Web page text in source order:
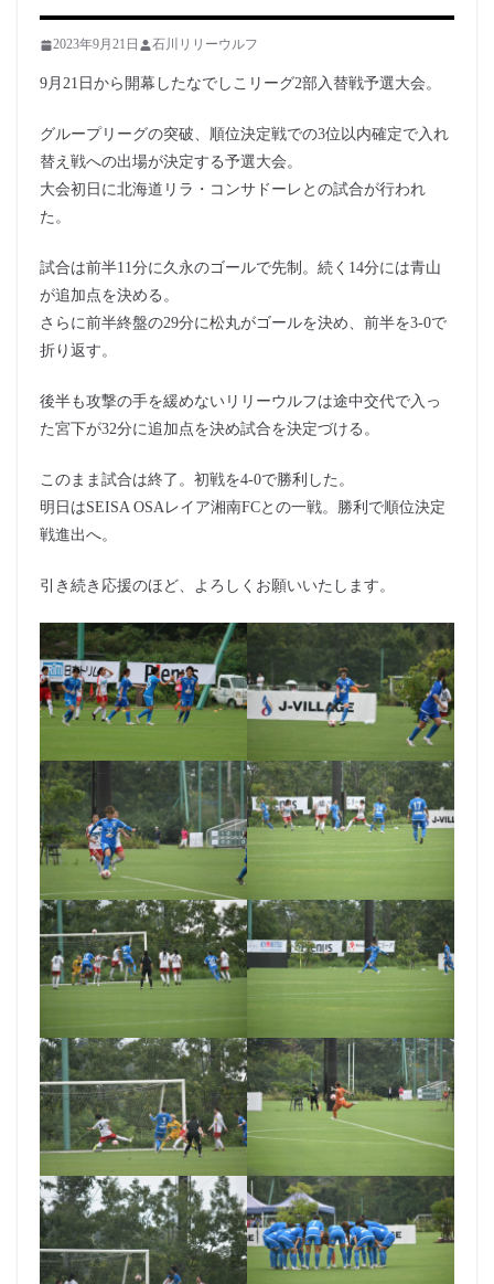
2023年9月21日 石川リリーウルフ
9月21日から開幕したなでしこリーグ2部入替戦予選大会。
グループリーグの突破、順位決定戦での3位以内確定で入れ
替え戦への出場が決定する予選大会。
大会初日に北海道リラ・コンサドーレとの試合が行われ
た。
試合は前半11分に久永のゴールで先制。続く14分には青山
が追加点を決める。
さらに前半終盤の29分に松丸がゴールを決め、前半を3-0で
折り返す。
後半も攻撃の手を緩めないリリーウルフは途中交代で入っ
た宮下が32分に追加点を決め試合を決定づける。
このまま試合は終了。初戦を4-0で勝利した。
明日はSEISA OSAレイア湘南FCとの一戦。勝利で順位決定
戦進出へ。
引き続き応援のほど、よろしくお願いいたします。